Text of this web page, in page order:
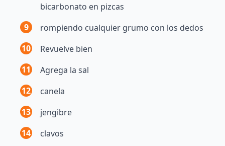
bicarbonato en pizcas
9
rompiendo cualquier grumo con los dedos
10
Revuelve bien
11
Agrega la sal
12
canela
13
jengibre
14
clavos